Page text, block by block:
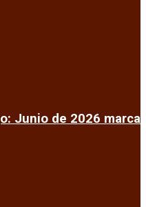
Junio de 2026 marca